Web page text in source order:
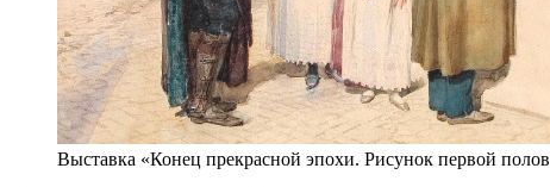
Выставка «Конец прекрасной эпохи. Рисунок первой